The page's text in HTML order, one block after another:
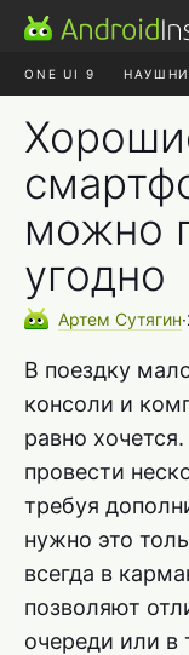
ONE UI 9
можно
угодно
Артем Сутягин∙
В поездку
консоли и
равно
провести
требуя
нужно это
всегда в
позволяют
очереди или в